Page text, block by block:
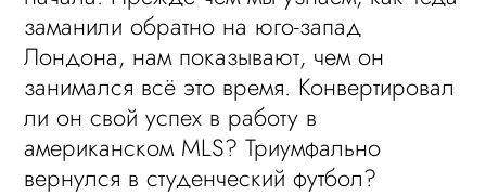
заманили обратно на юго-запад
Лондона, нам показывают, чем он
занимался всё это время. Конвертировал
ли он свой успех в работу в
американском MLS? Триумфально
вернулся в студенческий футбол?